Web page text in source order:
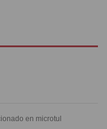
en microtul